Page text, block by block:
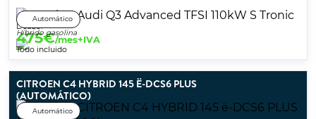
Automático
Híbrido gasolina
Desde:
475€/mes+IVA
Todo incluido
CITROEN C4 HYBRID 145 Ë-DCS6 PLUS
(AUTOMÁTICO)
Automático